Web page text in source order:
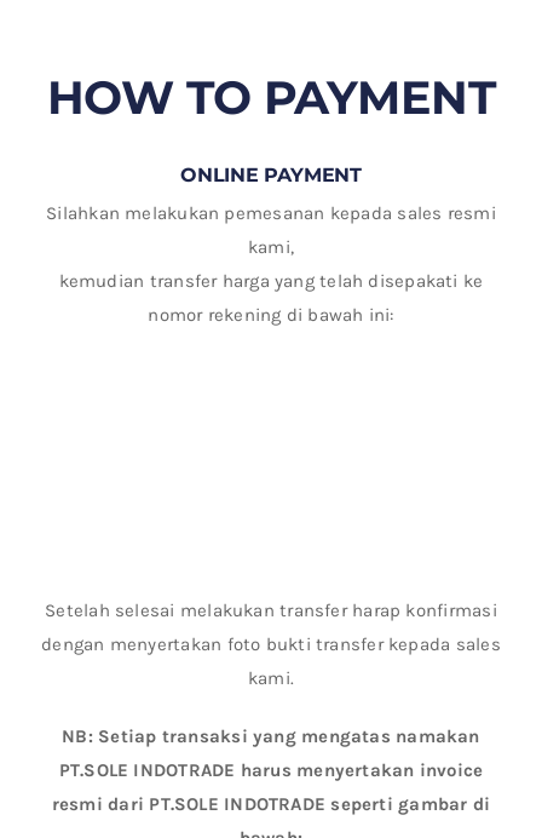
HOW TO PAYMENT
ONLINE PAYMENT
Silahkan melakukan pemesanan kepada sales resmi
kami,
kemudian transfer harga yang telah disepakati ke
nomor rekening di bawah ini:
Setelah selesai melakukan transfer harap konfirmasi
dengan menyertakan foto bukti transfer kepada sales
kami.
NB: Setiap transaksi yang mengatas namakan
PT.SOLE INDOTRADE harus menyertakan invoice
resmi dari PT.SOLE INDOTRADE seperti gambar di